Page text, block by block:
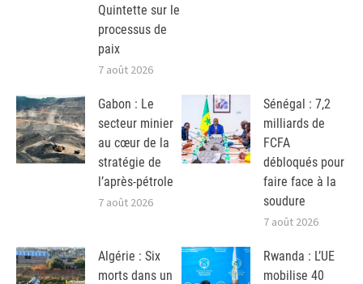
Quintette sur le
processus de
paix
7 août 2026
Gabon : Le
secteur minier
au cœur de la
stratégie de
l’après-pétrole
7 août 2026
Sénégal : 7,2
milliards de
FCFA
débloqués pour
faire face à la
soudure
7 août 2026
Algérie : Six
morts dans un
Rwanda : L’UE
mobilise 40